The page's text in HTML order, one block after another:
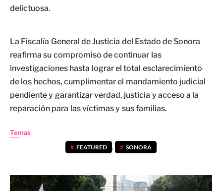
delictuosa.
La Fiscalía General de Justicia del Estado de Sonora
reafirma su compromiso de continuar las
investigaciones hasta lograr el total esclarecimiento
de los hechos, cumplimentar el mandamiento judicial
pendiente y garantizar verdad, justicia y acceso a la
reparación para las víctimas y sus familias.
Temas
FEATURED , SONORA